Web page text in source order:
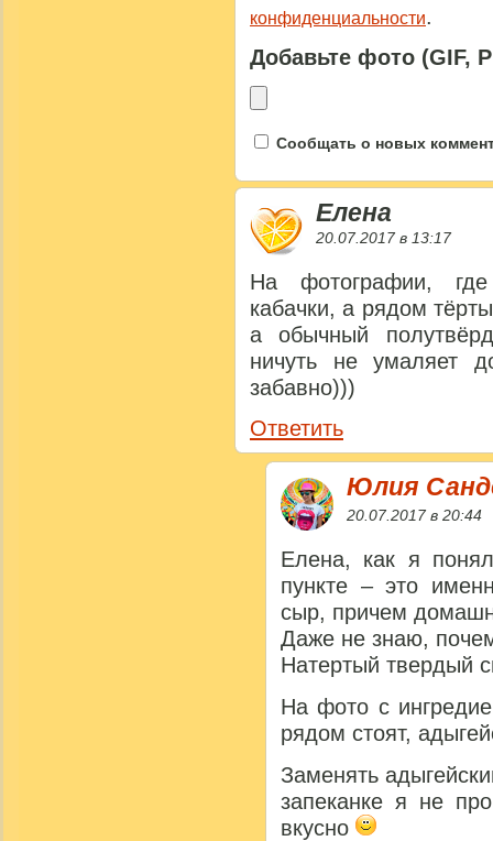
конфиденциальности.
Добавьте фото (GIF,
Сообщать о новых
Елена
20.07.2017 в 13:17
На фотографии,
кабачки, а рядом
а обычный
ничуть не умаляет
забавно)))
Ответить
Юлия
20.07.2017 в 20:44
Елена, как я
пункте – это
сыр, причем
Даже не знаю,
Натертый твердый
На фото с
рядом стоят,
Заменять
запеканке я не
вкусно